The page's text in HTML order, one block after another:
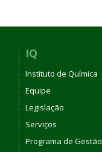
IQ
Instituto de Química
Equipe
Legislação
Serviços
Programa de Gestão